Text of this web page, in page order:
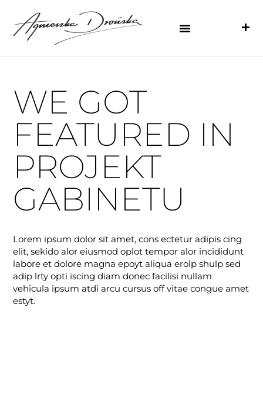
WE GOT
FEATURED IN
PROJEKT
GABINETU
Lorem ipsum dolor sit amet, cons ectetur adipis cing
elit, sekido alor eiusmod oplot tempor alor incididunt
labore et dolore magna epoyt aliqua erolp shulp sed
adip lrty opti iscing diam donec facilisi nullam
vehicula ipsum atdi arcu cursus off vitae congue amet
estyt.